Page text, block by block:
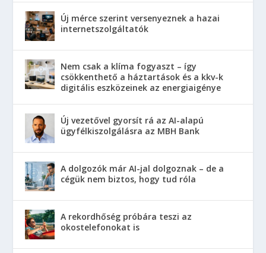
Új mérce szerint versenyeznek a hazai
internetszolgáltatók
Nem csak a klíma fogyaszt – így
csökkenthető a háztartások és a kkv-k
digitális eszközeinek az energiaigénye
Új vezetővel gyorsít rá az AI-alapú
ügyfélkiszolgálásra az MBH Bank
A dolgozók már AI-jal dolgoznak – de a
cégük nem biztos, hogy tud róla
A rekordhőség próbára teszi az
okostelefonokat is